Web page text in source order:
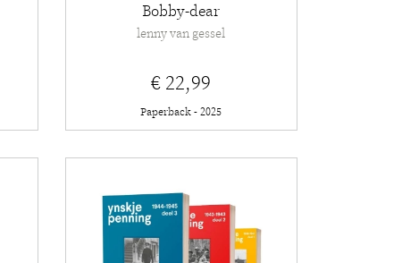
Bobby-dear
lenny van gessel
€ 22,99
Paperback - 2025